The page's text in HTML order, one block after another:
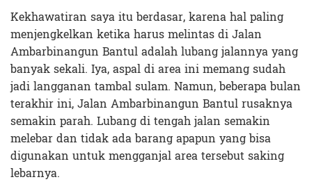
Kekhawatiran saya itu berdasar, karena hal paling
menjengkelkan ketika harus melintas di Jalan
Ambarbinangun Bantul adalah lubang jalannya yang
banyak sekali. Iya, aspal di area ini memang sudah
jadi langganan tambal sulam. Namun, beberapa bulan
terakhir ini, Jalan Ambarbinangun Bantul rusaknya
semakin parah. Lubang di tengah jalan semakin
melebar dan tidak ada barang apapun yang bisa
digunakan untuk mengganjal area tersebut saking
lebarnya.